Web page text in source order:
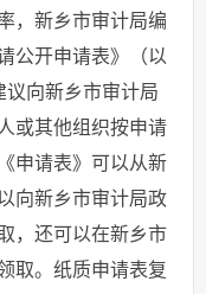
，新乡市审计局编
公开申请表》（以
议向新乡市审计局
或其他组织按申请
申请表》可以从新
向新乡市审计局政
，还可以在新乡市
取。纸质申请表复